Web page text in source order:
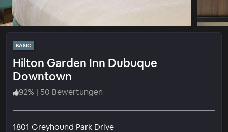
BASIC
Hilton Garden Inn Dubuque
Downtown
92% | 50 Bewertungen
1801 Greyhound Park Drive